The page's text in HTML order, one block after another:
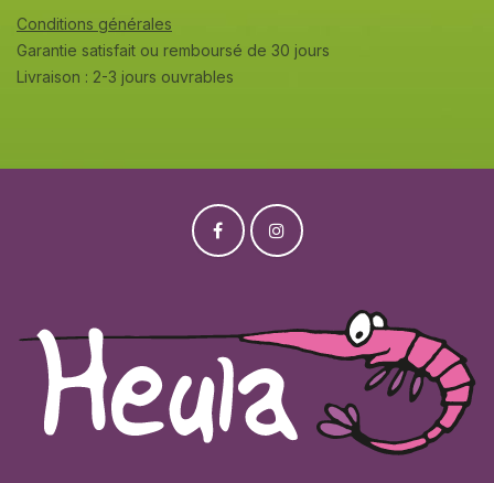
Conditions générales
Garantie satisfait ou remboursé de 30 jours
Livraison : 2-3 jours ouvrables